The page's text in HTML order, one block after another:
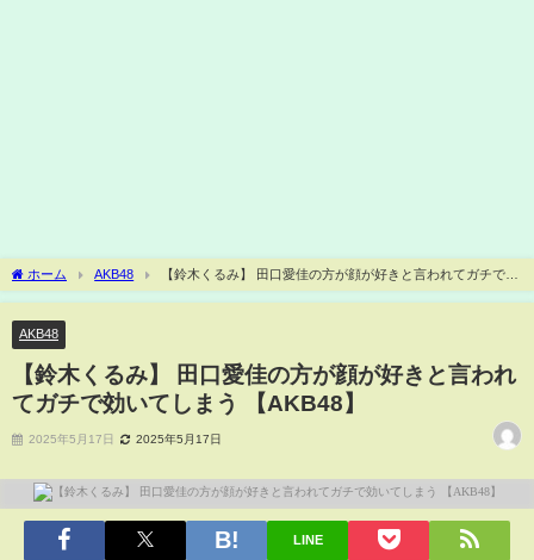
ホーム AKB48
【鈴木くるみ】 田口愛佳の方が顔が好きと言われてガチで効
いてしまう 【AKB48】
AKB48
【鈴木くるみ】 田口愛佳の方が顔が好きと言われ
てガチで効いてしまう 【AKB48】
2025年5月17日 2025年5月17日
LINE